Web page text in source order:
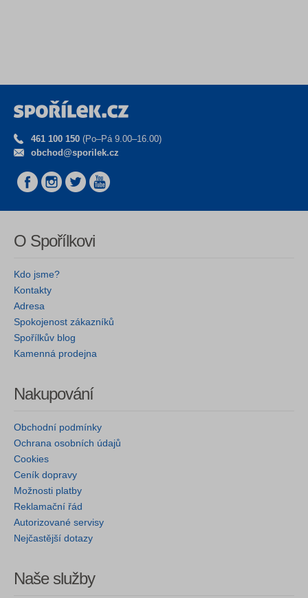
461 100 150 (Po–Pá 9.00–16.00)
obchod@sporilek.cz
O Spořílkovi
Kdo jsme?
Kontakty
Adresa
Spokojenost zákazníků
Spořílkův blog
Kamenná prodejna
Nakupování
Obchodní podmínky
Ochrana osobních údajů
Cookies
Ceník dopravy
Možnosti platby
Reklamační řád
Autorizované servisy
Nejčastější dotazy
Naše služby